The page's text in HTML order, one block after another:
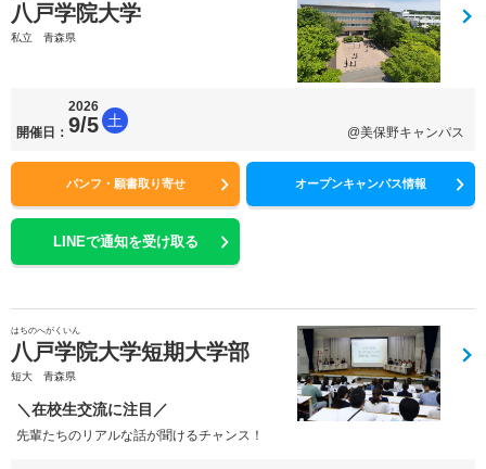
八戸学院大学
私立 青森県
開催日：
2026
9/5 土
@美保野キャンパス
パンフ・願書取り寄せ オープンキャンパス情報
LINEで通知を受け取る
はちのへがくいん
八戸学院大学短期大学部
短大 青森県
＼在校生交流に注目／
先輩たちのリアルな話が聞けるチャンス！